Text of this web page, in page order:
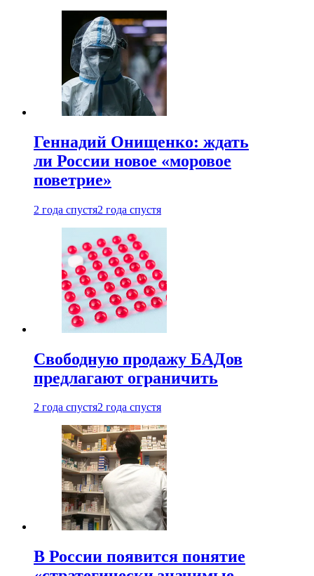
Геннадий Онищенко: ждать
ли России новое «моровое
поветрие»
2 года спустя2 года спустя
Свободную продажу БАДов
предлагают ограничить
2 года спустя2 года спустя
В России появится понятие